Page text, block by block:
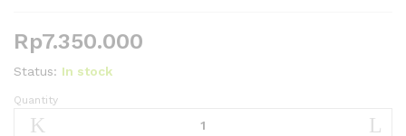
Rp7.350.000
Status: In stock
Adjustable
Dumbbell
Quantity